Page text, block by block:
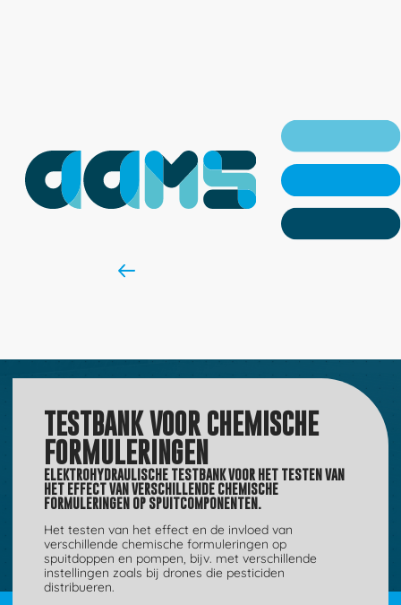
TESTBANK VOOR CHEMISCHE
FORMULERINGEN
TESTBANK VOOR CHEMISCHE
FORMULERINGEN
ELEKTROHYDRAULISCHE TESTBANK VOOR HET TESTEN VAN
HET EFFECT VAN VERSCHILLENDE CHEMISCHE
FORMULERINGEN OP SPUITCOMPONENTEN.
Het testen van het effect en de invloed van
verschillende chemische formuleringen op
spuitdoppen en pompen, bijv. met verschillende
instellingen zoals bij drones die pesticiden
distribueren.